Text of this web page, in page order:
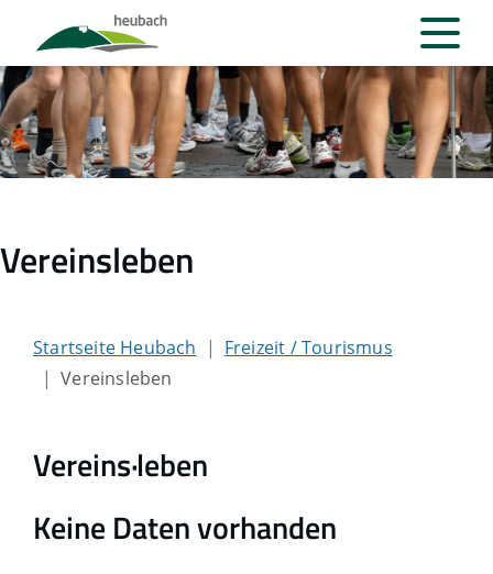
Vereinsleben
Startseite Heubach
Freizeit / Tourismus
Vereinsleben
Vereins·leben
Keine Daten vorhanden